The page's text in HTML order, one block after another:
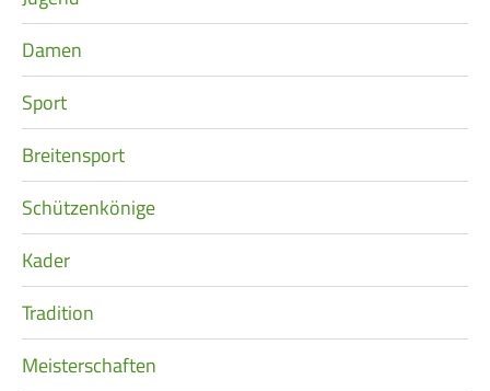
Damen
Sport
Breitensport
Schützenkönige
Kader
Tradition
Meisterschaften